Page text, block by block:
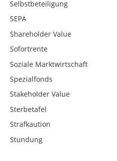
Selbstbeteiligung
SEPA
Shareholder Value
Sofortrente
Soziale Marktwirtschaft
Spezialfonds
Stakeholder Value
Sterbetafel
Strafkaution
Stundung